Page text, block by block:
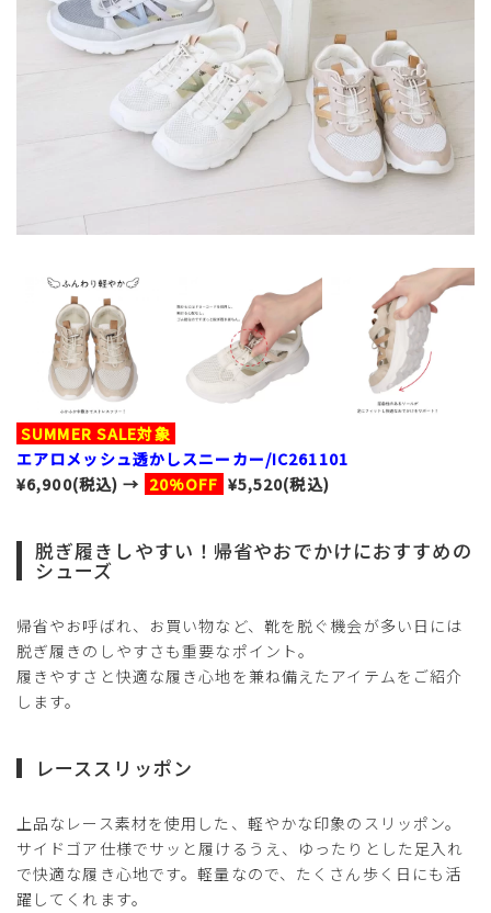
SUMMER SALE対象
エアロメッシュ透かしスニーカー/IC261101
¥6,900(税込) → 20%OFF ¥5,520(税込)
脱ぎ履きしやすい！帰省やおでかけにおすすめの
シューズ
帰省やお呼ばれ、お買い物など、靴を脱ぐ機会が多い日には
脱ぎ履きのしやすさも重要なポイント。
履きやすさと快適な履き心地を兼ね備えたアイテムをご紹介
します。
レーススリッポン
上品なレース素材を使用した、軽やかな印象のスリッポン。
サイドゴア仕様でサッと履けるうえ、ゆったりとした足入れ
で快適な履き心地です。軽量なので、たくさん歩く日にも活
躍してくれます。